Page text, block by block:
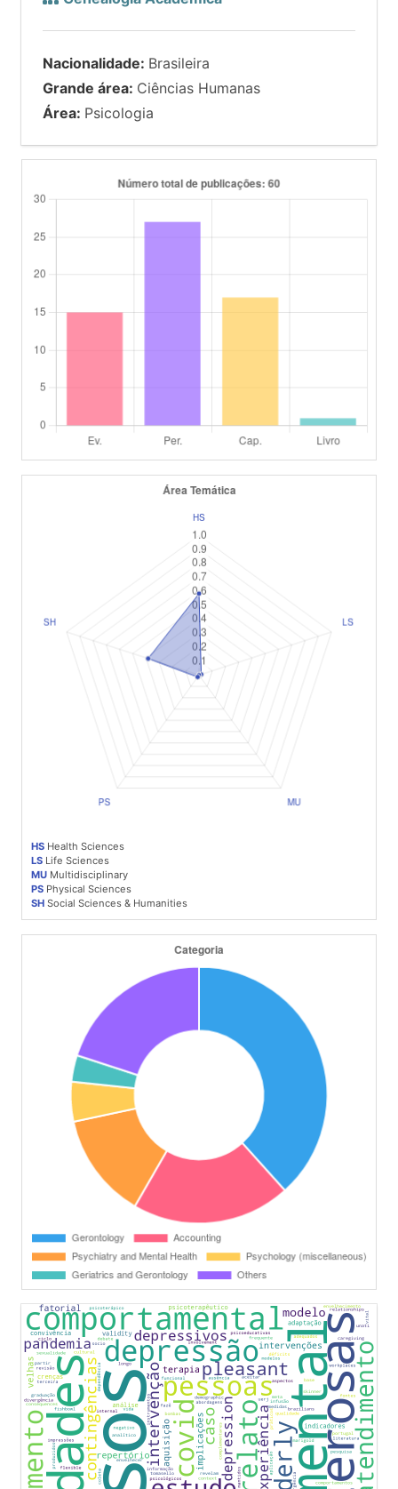
Nacionalidade: Brasileira
Grande área: Ciências Humanas
Área: Psicologia
HS Health Sciences
LS Life Sciences
MU Multidisciplinary
PS Physical Sciences
SH Social Sciences & Humanities